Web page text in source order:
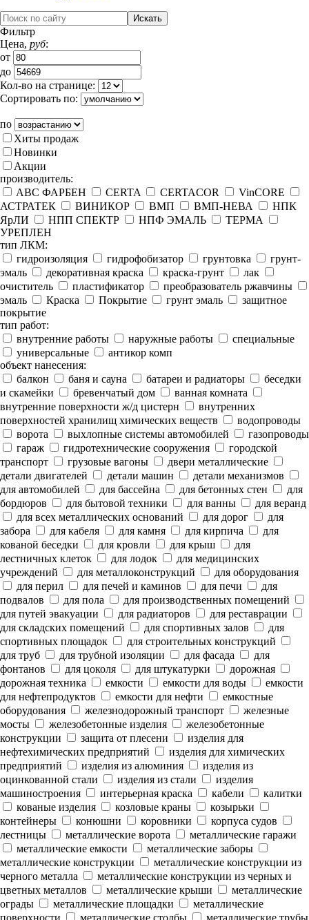
Фильтр
Цена, руб:
от
до
Кол-во на странице:
Сортировать по:
по
Хиты продаж
Новинки
Акции
производитель:
ABC ФАРБЕН
CERTA CERTACOR
VinCORE
АСТРАТЕК
ВИНИКОР ВМП ВМП-НЕВА
НПК
ЯрЛИ
НПП СПЕКТР НПФ ЭМАЛЬ
ТЕРМА
УРЕПЛЕН
тип ЛКМ:
гидроизоляция
гидрофобизатор грунтовка
грунт-
эмаль
декоративная краска краска-грунт
лак
очиститель
пластификатор
преобразователь ржавчины
эмаль
Краска Покрытие грунт эмаль
защитное
покрытие
тип работ:
внутренние работы
наружные работы
специальные
универсальные
антикор комп
объект нанесения:
балкон
баня и сауна батареи и радиаторы
беседки
и скамейки
бревенчатый дом
ванная комната
внутренние поверхности ж/д цистерн
внутренних
поверхностей хранилищ химических веществ
водопроводы
ворота
выхлопные системы автомобилей
газопроводы
гараж
гидротехнические сооружения
городской
транспорт
грузовые вагоны
двери металлические
детали двигателей
детали машин
детали механизмов
для автомобилей
для бассейна для бетонных стен
для
бордюров
для бытовой техники для ванны
для веранд
для всех металлических оснований
для дорог
для
забора
для кабеля для камня для кирпича
для
кованой беседки
для кровли для крыш
для
лестничных клеток
для лодок
для медицинских
учреждений
для металлоконструкций
для оборудования
для перил
для печей и каминов для печи
для
подвалов
для пола
для производственных помещений
для путей эвакуации
для радиаторов
для реставрации
для складских помещений
для спортивных залов
для
спортивных площадок
для строительных конструкций
для труб
для трубной изоляции для фасада
для
фонтанов
для цоколя для штукатурки
дорожная
дорожная техника
емкости емкости для воды
емкости
для нефтепродуктов
емкости для нефти
емкостные
оборудования
железнодорожный транспорт
железные
мосты
железобетонные изделия
железобетонные
конструкции
защита от плесени
изделия для
нефтехимических предприятий
изделия для химических
предприятий
изделия из алюминия
изделия из
оцинкованной стали
изделия из стали
изделия
машиностроения
интерьерная краска кабели
калитки
кованые изделия
козловые краны
козырьки
контейнеры
конюшни коровники
корпуса судов
лестницы
металлические ворота
металлические гаражи
металлические емкости
металлические заборы
металлические конструкции
металлические конструкции из
черного металла
металлические конструкции из черных и
цветных металлов
металлические крыши
металлические
ограды
металлические площадки
металлические
поверхности
металлические столбы металлические трубы